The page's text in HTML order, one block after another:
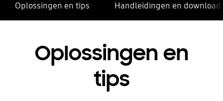
Oplossingen en tips Handleidingen en
Oplossingen en
tips